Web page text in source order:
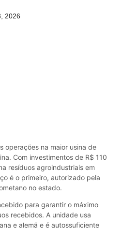
2026
operações na maior usina de
Com investimentos de R$ 110
resíduos agroindustriais em
é o primeiro, autorizado pela
no estado.
para garantir o máximo
recebidos. A unidade usa
e alemã e é autossuficiente